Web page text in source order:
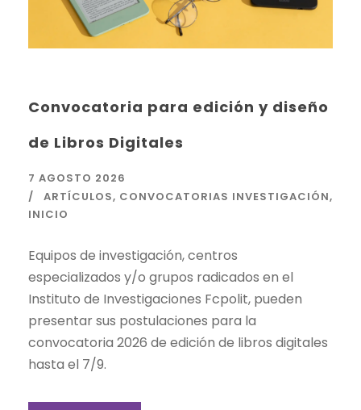
Convocatoria para edición y diseño
de Libros Digitales
7 AGOSTO 2026
ARTÍCULOS, CONVOCATORIAS INVESTIGACIÓN,
INICIO
Equipos de investigación, centros
especializados y/o grupos radicados en el
Instituto de Investigaciones Fcpolit, pueden
presentar sus postulaciones para la
convocatoria 2026 de edición de libros digitales
hasta el 7/9.